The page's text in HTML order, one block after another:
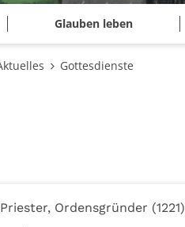
Glauben leben
Gottesdienste
Ordensgründer (1221)